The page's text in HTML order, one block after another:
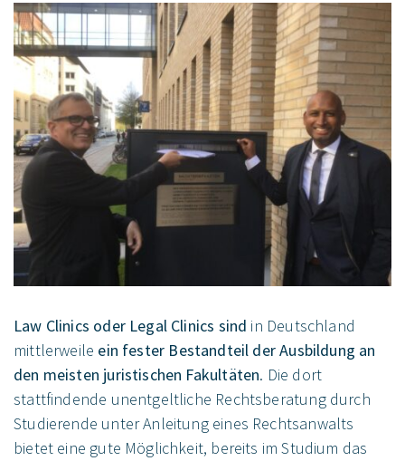
Law Clinics oder Legal Clinics sind in Deutschland
mittlerweile ein fester Bestandteil der Ausbildung an
den meisten juristischen Fakultäten. Die dort
stattfindende unentgeltliche Rechtsberatung durch
Studierende unter Anleitung eines Rechtsanwalts
bietet eine gute Möglichkeit, bereits im Studium das